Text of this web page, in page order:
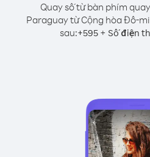
Quay số từ bàn phím
Paraguay từ Cộng hòa Đô-
sau:+595 + Số điện